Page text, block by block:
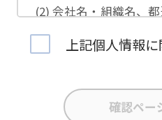
(2) 会社名・組織名、
応担当者の振り分けに
(3) お問合せ内容につ
業活動の参考にいたし
(4) 氏名、e-mailアド
上記個人情報